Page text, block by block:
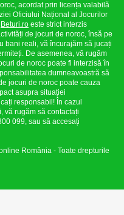
acordat prin licența valabilă
Oficiului Național al Jocurilor
Beturi.ro este strict interzis
de jocuri de noroc, însă pe
bani reali, vă încurajăm să jucați
De asemenea, vă rugăm
de noroc poate fi interzisă în
dumneavoastră să
jocuri de noroc poate cauza
asupra situației
responsabil! În cazul
vă rugăm să contactați
099, sau să accesați
România - Toate drepturile